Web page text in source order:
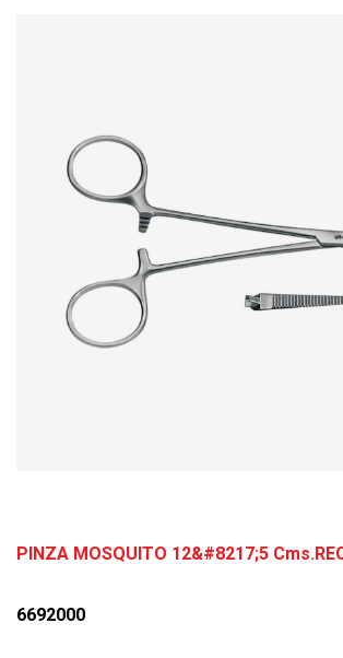
PINZA MOSQUITO 12&#8217;5
6692000